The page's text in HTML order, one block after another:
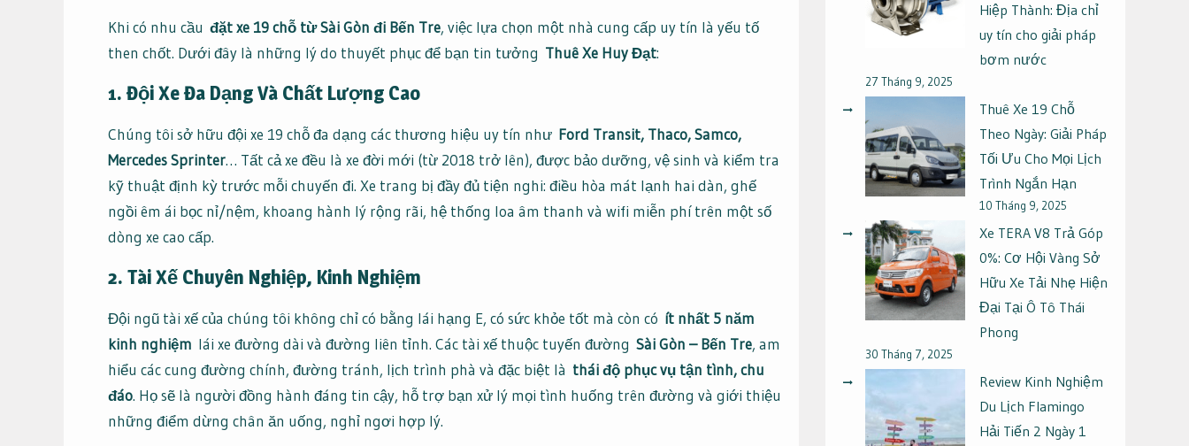
Khi có nhu cầu đặt xe 19 chỗ từ Sài Gòn đi Bến Tre, việc lựa chọn một nhà cung cấp uy tín là yếu tố
then chốt. Dưới đây là những lý do thuyết phục để bạn tin tưởng Thuê Xe Huy Đạt:
1. Đội Xe Đa Dạng Và Chất Lượng Cao
Chúng tôi sở hữu đội xe 19 chỗ đa dạng các thương hiệu uy tín như Ford Transit, Thaco, Samco,
Mercedes Sprinter… Tất cả xe đều là xe đời mới (từ 2018 trở lên), được bảo dưỡng, vệ sinh và kiểm tra
kỹ thuật định kỳ trước mỗi chuyến đi. Xe trang bị đầy đủ tiện nghi: điều hòa mát lạnh hai dàn, ghế
ngồi êm ái bọc nỉ/nệm, khoang hành lý rộng rãi, hệ thống loa âm thanh và wifi miễn phí trên một số
dòng xe cao cấp.
2. Tài Xế Chuyên Nghiệp, Kinh Nghiệm
Đội ngũ tài xế của chúng tôi không chỉ có bằng lái hạng E, có sức khỏe tốt mà còn có ít nhất 5 năm
kinh nghiệm lái xe đường dài và đường liên tỉnh. Các tài xế thuộc tuyến đường Sài Gòn – Bến Tre, am
hiểu các cung đường chính, đường tránh, lịch trình phà và đặc biệt là thái độ phục vụ tận tình, chu
đáo. Họ sẽ là người đồng hành đáng tin cậy, hỗ trợ bạn xử lý mọi tình huống trên đường và giới thiệu
những điểm dừng chân ăn uống, nghỉ ngơi hợp lý.
Hiệp Thành: Địa chỉ
uy tín cho giải pháp
bơm nước
27 Tháng 9, 2025
Thuê Xe 19 Chỗ
Theo Ngày: Giải Pháp
Tối Ưu Cho Mọi Lịch
Trình Ngắn Hạn
10 Tháng 9, 2025
Xe TERA V8 Trả Góp
0%: Cơ Hội Vàng Sở
Hữu Xe Tải Nhẹ Hiện
Đại Tại Ô Tô Thái
Phong
30 Tháng 7, 2025
Review Kinh Nghiệm
Du Lịch Flamingo
Hải Tiến 2 Ngày 1